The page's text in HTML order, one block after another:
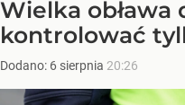
Wielka obława
kontrolować
Dodano: 6 sierpnia 20:26